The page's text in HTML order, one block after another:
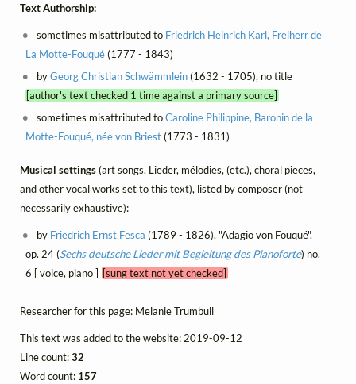
Text Authorship:
sometimes misattributed to Friedrich Heinrich Karl, Freiherr de
La Motte-Fouqué(1777 - 1843)
byGeorg Christian Schwämmlein(1632 - 1705), no title
[author's text checked 1 time against a primary source]
sometimes misattributed toCaroline Philippine, Baronin de la
Motte-Fouqué, née von Briest(1773 - 1831)
Musical settings(art songs, Lieder, mélodies, (etc.), choral pieces,
and other vocal works set to this text), listed by composer (not
necessarily exhaustive):
by Friedrich Ernst Fesca (1789 - 1826), "Adagio von Fouqué",
op. 24 (Sechs deutsche Lieder mit Begleitung des Pianoforte) no.
6 [ voice, piano ] [sung text not yet checked]
Researcher for this page: Melanie Trumbull
This text was added to the website: 2019-09-12
Line count:32
Word count: 157